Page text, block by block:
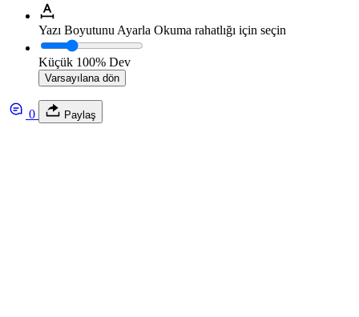
Yazı Boyutunu Ayarla Okuma rahatlığı için seçin
Küçük 100% Dev
Varsayılana dön
0 Paylaş